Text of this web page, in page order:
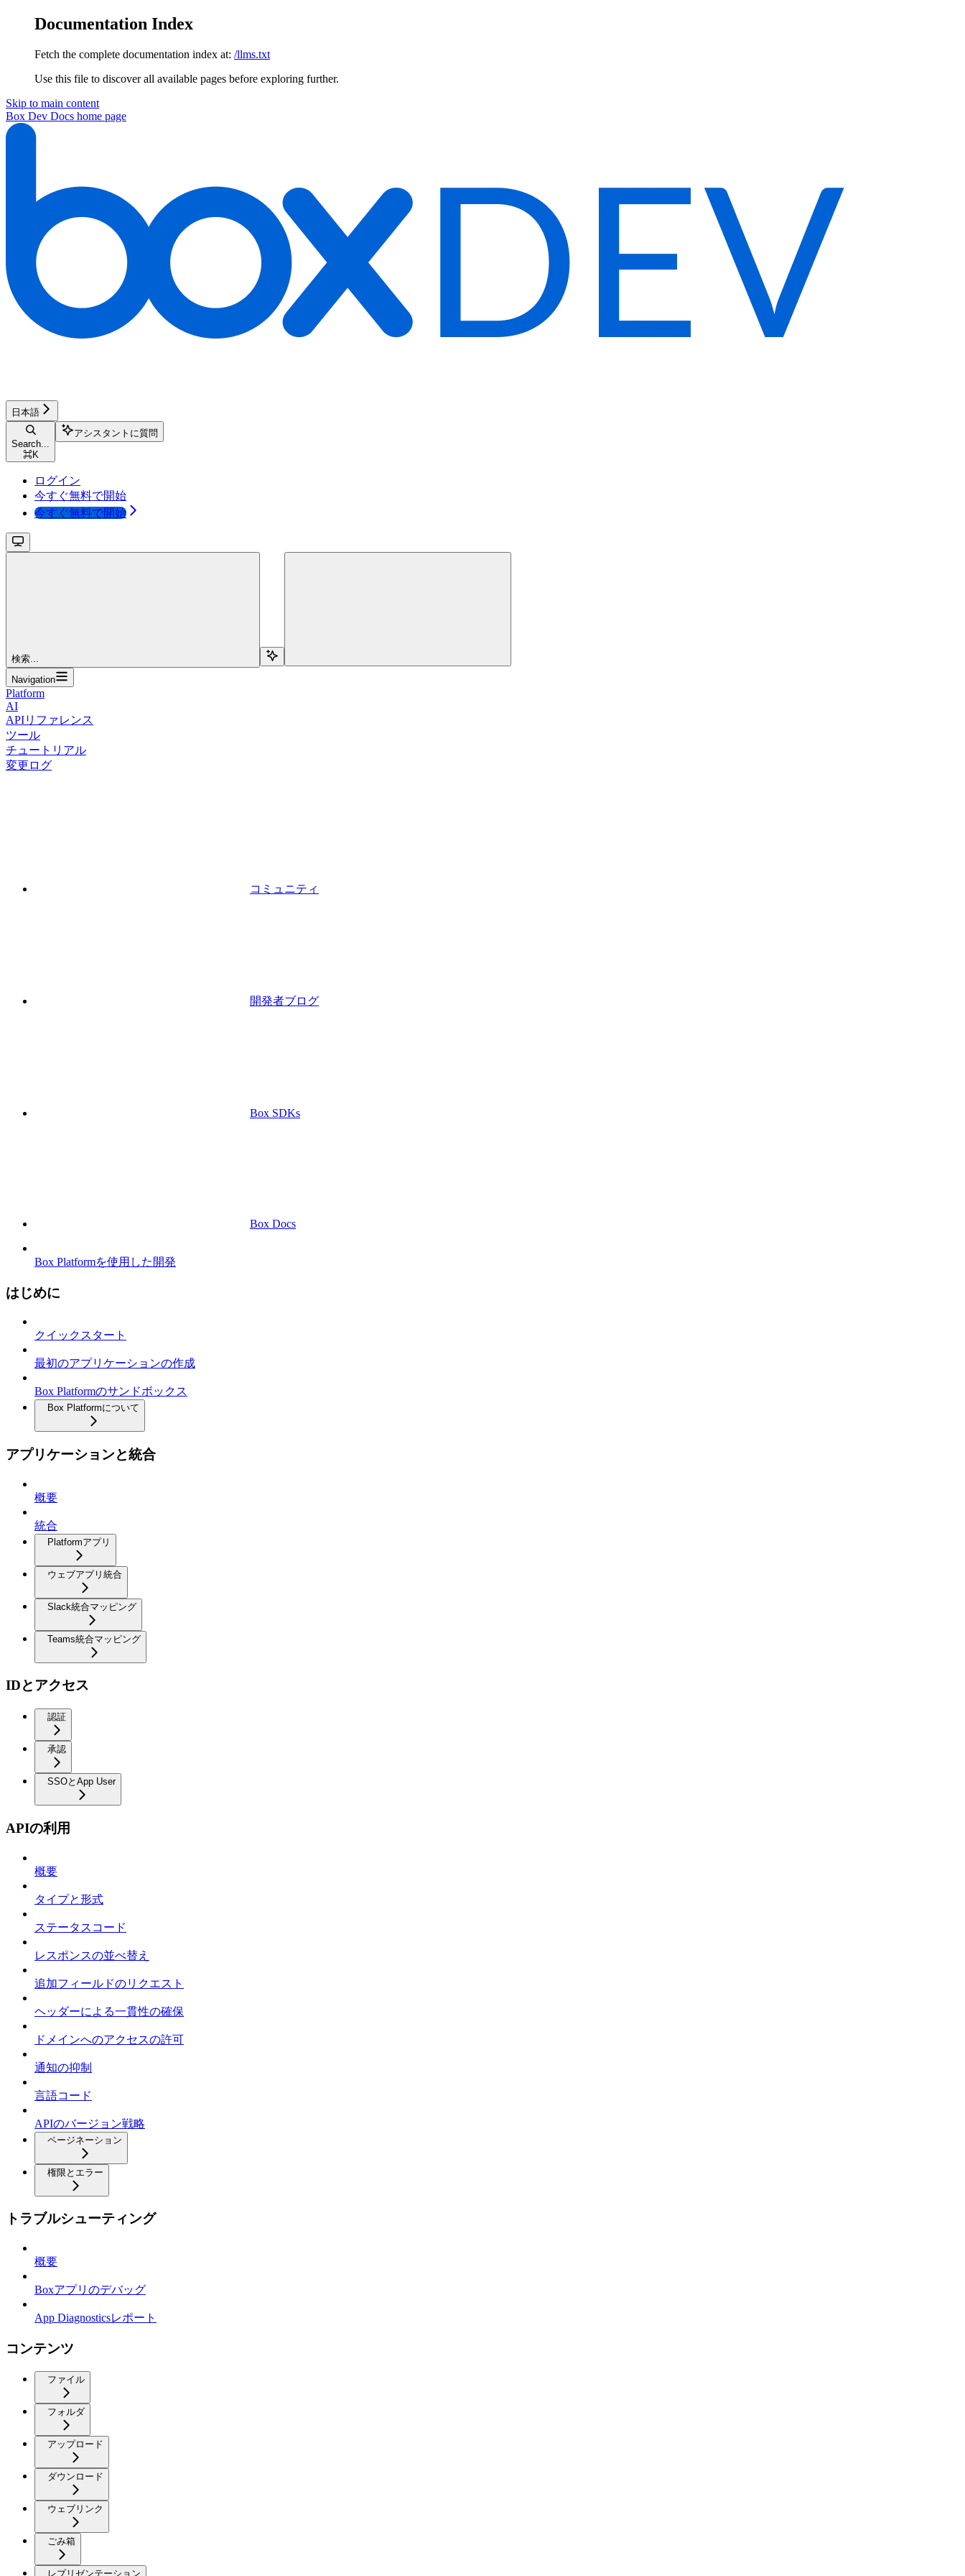
Documentation Index
Fetch the complete documentation index at: /llms.txt
Use this file to discover all available pages before exploring further.
Skip to main content
Box Dev Docs home page
日本語
Search...
⌘K
アシスタントに質問
ログイン
今すぐ無料で開始
今すぐ無料で開始
検索...
Navigation
Platform
AI
APIリファレンス
ツール
チュートリアル
変更ログ
コミュニティ
開発者ブログ
Box SDKs
Box Docs
Box Platformを使用した開発
はじめに
クイックスタート
最初のアプリケーションの作成
Box Platformのサンドボックス
Box Platformについて
アプリケーションと統合
概要
統合
Platformアプリ
ウェブアプリ統合
Slack統合マッピング
Teams統合マッピング
IDとアクセス
認証
承認
SSOとApp User
APIの利用
概要
タイプと形式
ステータスコード
レスポンスの並べ替え
追加フィールドのリクエスト
ヘッダーによる一貫性の確保
ドメインへのアクセスの許可
通知の抑制
言語コード
APIのバージョン戦略
ページネーション
権限とエラー
トラブルシューティング
概要
Boxアプリのデバッグ
App Diagnosticsレポート
コンテンツ
ファイル
フォルダ
アップロード
ダウンロード
ウェブリンク
ごみ箱
レプリゼンテーション